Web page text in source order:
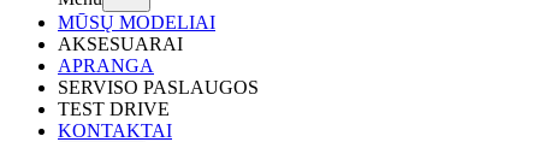
MŪSŲ MODELIAI
AKSESUARAI
APRANGA
SERVISO PASLAUGOS
TEST DRIVE
KONTAKTAI